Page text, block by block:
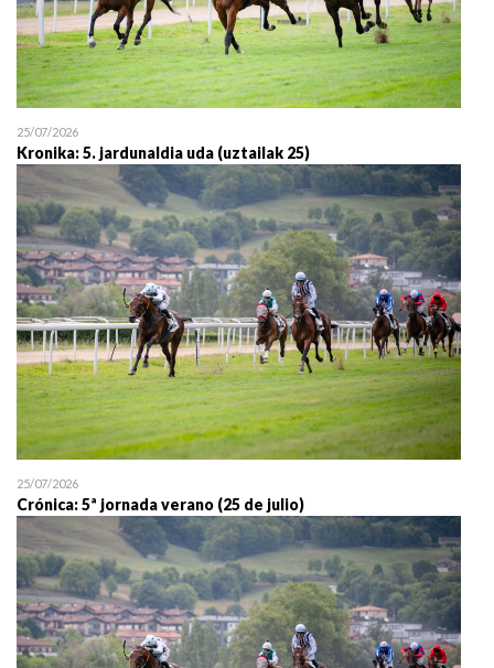
25/07/2026
Kronika: 5. jardunaldia uda (uztailak 25)
25/07/2026
Crónica: 5ª jornada verano (25 de julio)